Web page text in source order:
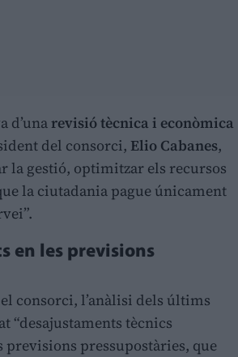
d’unarevisió tècnica i econòmica
del consorci, Elio Cabanes,
la gestió, optimitzar els recursos
la ciutadania pague únicament
en les previsions
consorci, l’anàlisi dels últims
“desajustaments tècnics
previsions pressupostàries, que